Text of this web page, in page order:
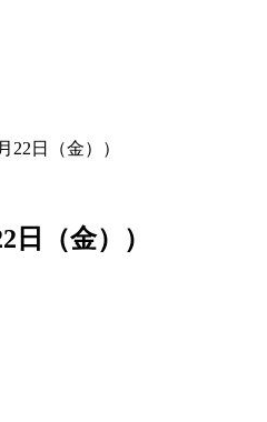
日（金））
（金））